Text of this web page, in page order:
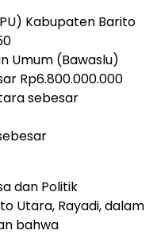
Kabupaten Barito
Umum (Bawaslu)
Rp6.800.000.000
sebesar
dan Politik
Utara, Rayadi, dalam
bahwa